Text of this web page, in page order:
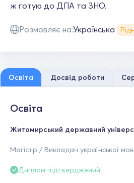
ж готую до ДПА та ЗНО.
Розмовляє на:Українська
Освіта Досвід роботи
Освіта
Житомирський державний
Магістр / Викладач української
Диплом підтверджений